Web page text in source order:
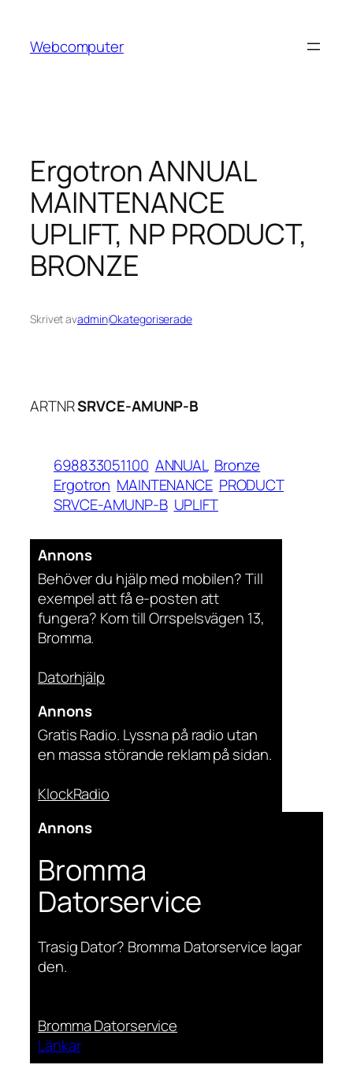
innehåll
Webcomputer
Ergotron ANNUAL
MAINTENANCE
UPLIFT, NP PRODUCT,
BRONZE
Skrivet avadminiOkategoriserade
ARTNRSRVCE-AMUNP-B
698833051100 ANNUAL Bronze
Ergotron MAINTENANCE PRODUCT
SRVCE-AMUNP-B UPLIFT
Annons
Behöver du hjälp med mobilen? Till
exempel att få e-posten att
fungera? Kom till Orrspelsvägen 13,
Bromma.
Datorhjälp
Annons
Gratis Radio. Lyssna på radio utan
en massa störande reklam på sidan.
KlockRadio
Annons
Bromma
Datorservice
Trasig Dator? Bromma Datorservice lagar
den.
Bromma Datorservice
Länkar